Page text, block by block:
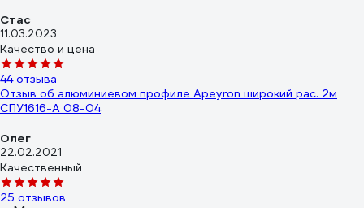
Стас
11.03.2023
Качество и цена
44 отзыва
Отзыв об алюминиевом профиле Apeyron широкий рас. 2м
СПУ1616-А 08-04
Олег
22.02.2021
Качественный
25 отзывов